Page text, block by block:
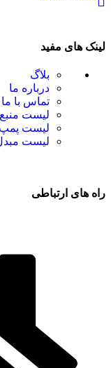
لینک های مفید
بلاگ
درباره ما
تماس با ما
لیست
لیست پمپ
لیست
راه های ارتباطی